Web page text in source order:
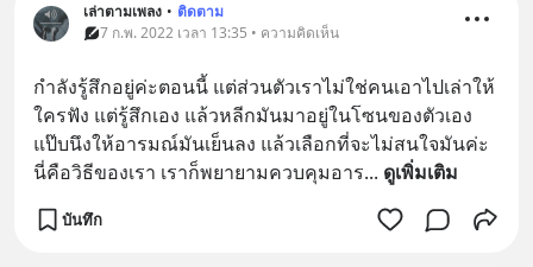
เล่าตามเพลง • ติดตาม
7 ก.พ. 2022 เวลา 13:35 • ความคิดเห็น
กำลังรู้สึกอยู่ค่ะตอนนี้ แต่ส่วนตัวเราไม่ใช่คนเอาไปเล่าให้
ใครฟัง แต่รู้สึกเอง แล้วหลีกมันมาอยู่ในโซนของตัวเอง
แป๊บนึงให้อารมณ์มันเย็นลง แล้วเลือกที่จะไม่สนใจมันค่ะ
นี่คือวิธีของเรา เราก็พยายามควบคุมอาร... ดูเพิ่มเติม
บันทึก